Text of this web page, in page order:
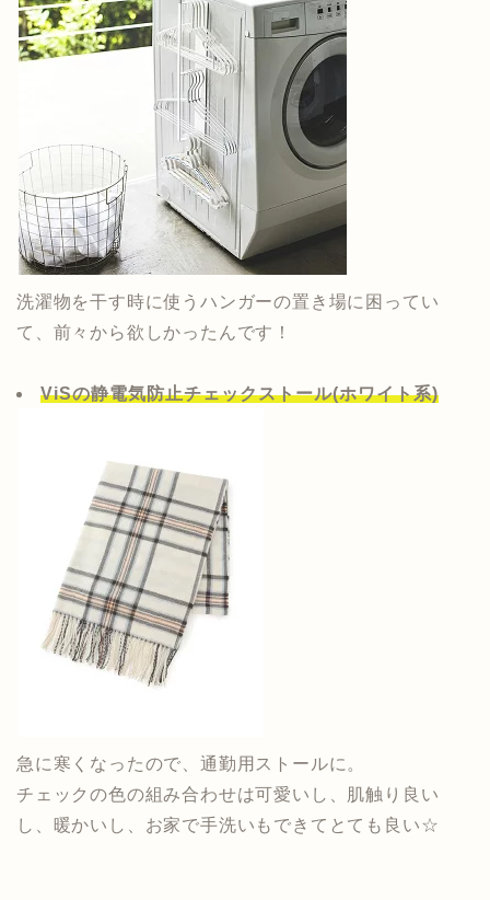
洗濯物を干す時に使うハンガーの置き場に困ってい
て、前々から欲しかったんです！
ViSの静電気防止チェックストール(ホワイト系)
急に寒くなったので、通勤用ストールに。
チェックの色の組み合わせは可愛いし、肌触り良い
し、暖かいし、お家で手洗いもできてとても良い☆